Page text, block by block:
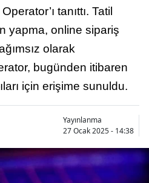
tanıttı. Tatil
yapma, online sipariş
olarak
bugünden itibaren
için erişime sunuldu.
Yayınlanma
27 Ocak 2025 - 14:38